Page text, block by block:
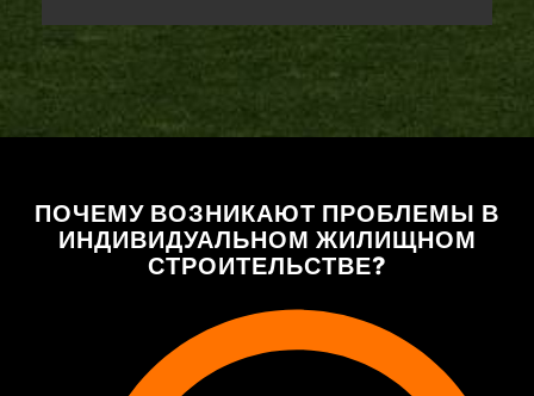
ПОЧЕМУ ВОЗНИКАЮТ ПРОБЛЕМЫ В
ИНДИВИДУАЛЬНОМ ЖИЛИЩНОМ
СТРОИТЕЛЬСТВЕ?